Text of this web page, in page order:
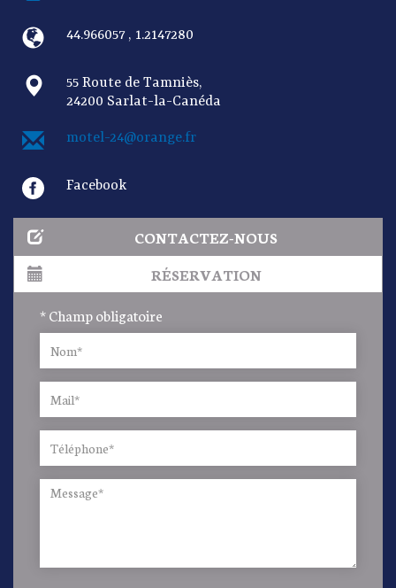
44.966057 , 1.2147280
55 Route de Tamniès,
24200 Sarlat-la-Canéda
motel-24@orange.fr
Facebook
CONTACTEZ-NOUS
RÉSERVATION
* Champ obligatoire